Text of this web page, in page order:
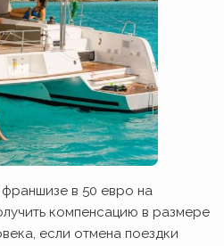
в 50 евро на
компенсацию в размере
если отмена поездки